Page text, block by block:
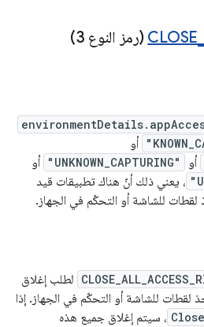
CLOSE (رمز النوع 3)
أو
أو "UNKNOWN_CAPTURING" أو
، يعني ذلك أنّ هناك تطبيقات قيد
لقطات للشاشة أو التحكّم في الجهاز.
لطلب إغلاق
لقطات للشاشة أو التحكّم في الجهاز. إذا
، سيتم إغلاق جميع هذه